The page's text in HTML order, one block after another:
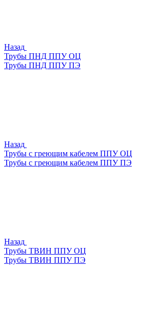
Назад
Трубы ПНД ППУ ОЦ
Трубы ПНД ППУ ПЭ
Назад
Трубы с греющим кабелем ППУ ОЦ
Трубы с греющим кабелем ППУ ПЭ
Назад
Трубы ТВИН ППУ ОЦ
Трубы ТВИН ППУ ПЭ